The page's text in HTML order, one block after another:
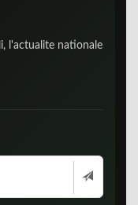
l'actualite nationale